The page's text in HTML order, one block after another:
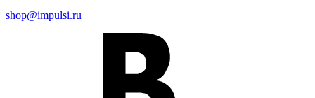
shop@impulsi.ru